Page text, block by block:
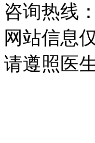
咨询热线
网站信息
请遵照医